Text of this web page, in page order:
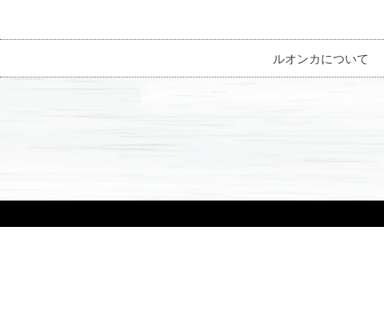
ルオンカについて